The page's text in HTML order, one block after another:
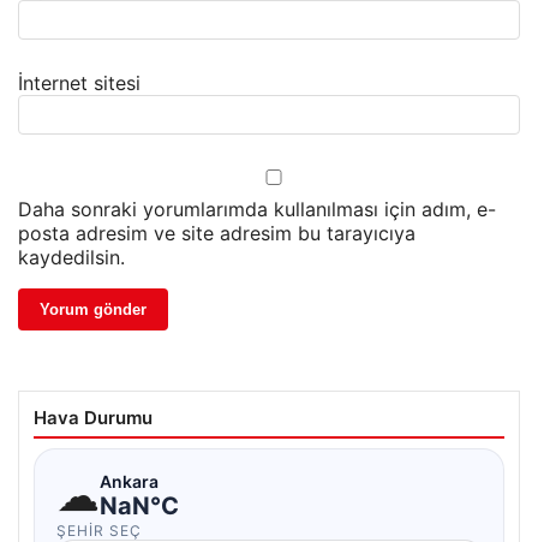
İnternet sitesi
Daha sonraki yorumlarımda kullanılması için adım, e-
posta adresim ve site adresim bu tarayıcıya
kaydedilsin.
Hava Durumu
☁Ankara
NaN°C
ŞEHIR SEÇ